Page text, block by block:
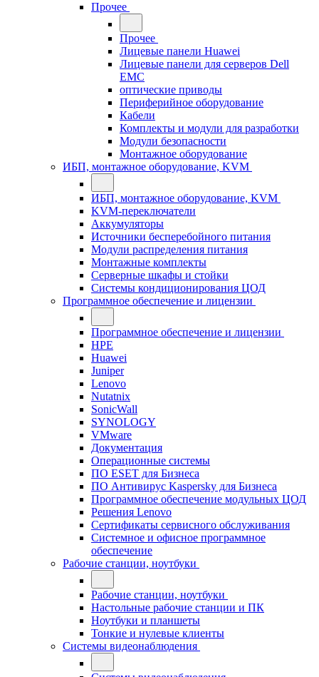
Прочее
Прочее
Лицевые панели Huawei
Лицевые панели для серверов Dell
EMC
оптические приводы
Периферийное оборудование
Кабели
Комплекты и модули для разработки
Модули безопасности
Монтажное оборудование
ИБП, монтажное оборудование, KVM
ИБП, монтажное оборудование, KVM
KVM-переключатели
Аккумуляторы
Источники бесперебойного питания
Модули распределения питания
Монтажные комплекты
Серверные шкафы и стойки
Системы кондиционирования ЦОД
Программное обеспечение и лицензии
Программное обеспечение и лицензии
HPE
Huawei
Juniper
Lenovo
Nutatnix
SonicWall
SYNOLOGY
VMware
Документация
Операционные системы
ПО ESET для Бизнеса
ПО Антивирус Kaspersky для Бизнеса
Программное обеспечение модульных ЦОД
Решения Lenovo
Сертификаты сервисного обслуживания
Системное и офисное программное
обеспечение
Рабочие станции, ноутбуки
Рабочие станции, ноутбуки
Настольные рабочие станции и ПК
Ноутбуки и планшеты
Тонкие и нулевые клиенты
Системы видеонаблюдения